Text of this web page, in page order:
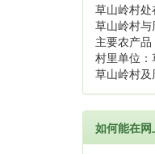
草山岭村
草山岭村
主要农产
村里单位
草山岭村
如何能在网